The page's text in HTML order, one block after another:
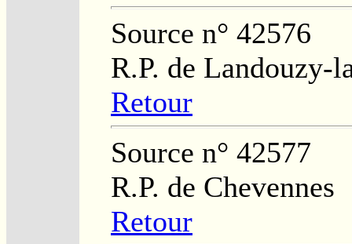
Source n° 42576
R.P. de Landouzy-
Retour
Source n° 42577
R.P. de Chevennes
Retour